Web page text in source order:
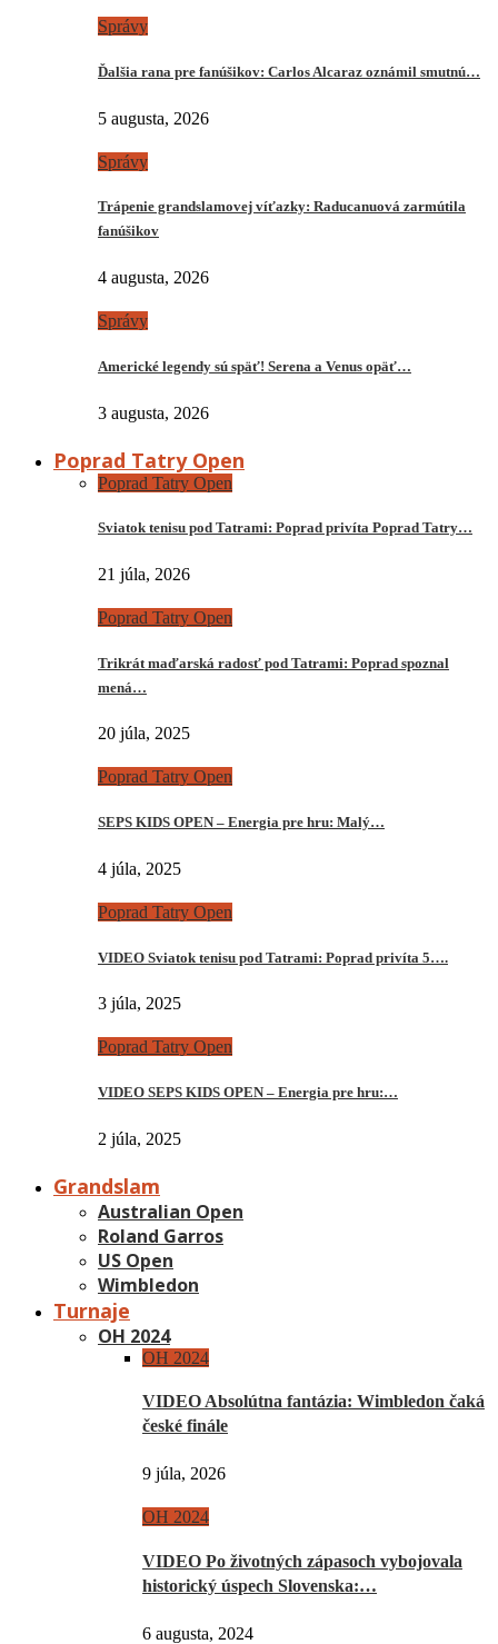
Správy
Ďalšia rana pre fanúšikov: Carlos Alcaraz oznámil smutnú…
5 augusta, 2026
Správy
Trápenie grandslamovej víťazky: Raducanuová zarmútila
fanúšikov
4 augusta, 2026
Správy
Americké legendy sú späť! Serena a Venus opäť…
3 augusta, 2026
Poprad Tatry Open
Poprad Tatry Open
Sviatok tenisu pod Tatrami: Poprad privíta Poprad Tatry…
21 júla, 2026
Poprad Tatry Open
Trikrát maďarská radosť pod Tatrami: Poprad spoznal
mená…
20 júla, 2025
Poprad Tatry Open
SEPS KIDS OPEN – Energia pre hru: Malý…
4 júla, 2025
Poprad Tatry Open
VIDEO Sviatok tenisu pod Tatrami: Poprad privíta 5….
3 júla, 2025
Poprad Tatry Open
VIDEO SEPS KIDS OPEN – Energia pre hru:…
2 júla, 2025
Grandslam
Australian Open
Roland Garros
US Open
Wimbledon
Turnaje
OH 2024
OH 2024
VIDEO Absolútna fantázia: Wimbledon čaká
české finále
9 júla, 2026
OH 2024
VIDEO Po životných zápasoch vybojovala
historický úspech Slovenska:…
6 augusta, 2024